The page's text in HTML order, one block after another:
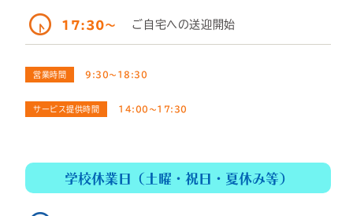
17:30～ ご自宅への送迎開始
営業時間 9:30～18:30
サービス提供時間 14:00～17:30
学校休業日（土曜・祝日・夏休み等）